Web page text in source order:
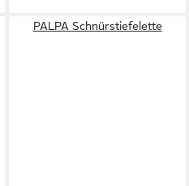
PALPA Schnürstiefelette